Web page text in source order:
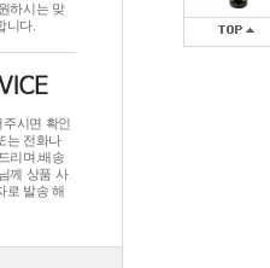
하시는 맞
니다.
주시면 확인
는 전화나
리며.배송
께 상품 사
로 발송 해